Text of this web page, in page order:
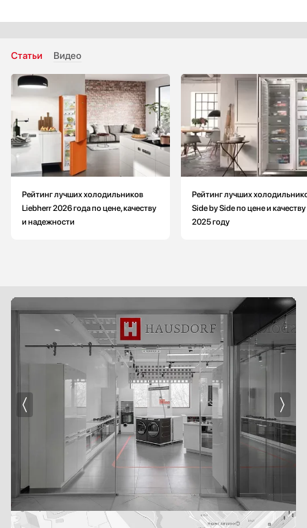
Полезный объем холодильной камеры: 136 л
Статьи Видео
Рейтинг лучших холодильников
Liebherr 2026 года по цене, качеству
и надежности
Рейтинг лучших
Side by Side по цене и качеству
2025 году